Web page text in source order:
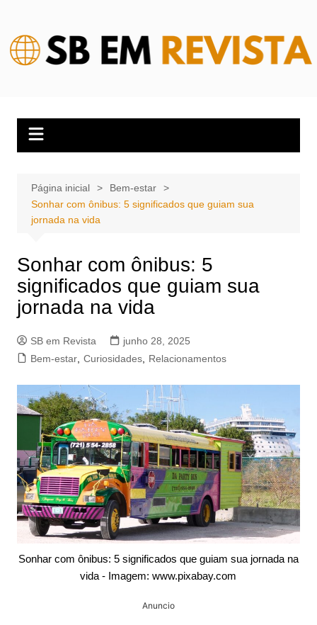
conteúdo
Página inicial
Bem-estar
Sonhar com ônibus: 5 significados que guiam sua
jornada na vida
Sonhar com ônibus: 5
significados que guiam sua
jornada na vida
SB em Revista
junho 28, 2025
Bem-estar, Curiosidades, Relacionamentos
Sonhar com ônibus: 5 significados que guiam sua jornada na
vida - Imagem: www.pixabay.com
Anuncio